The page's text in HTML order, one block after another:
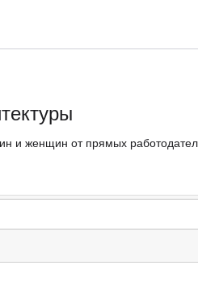
женщин от прямых